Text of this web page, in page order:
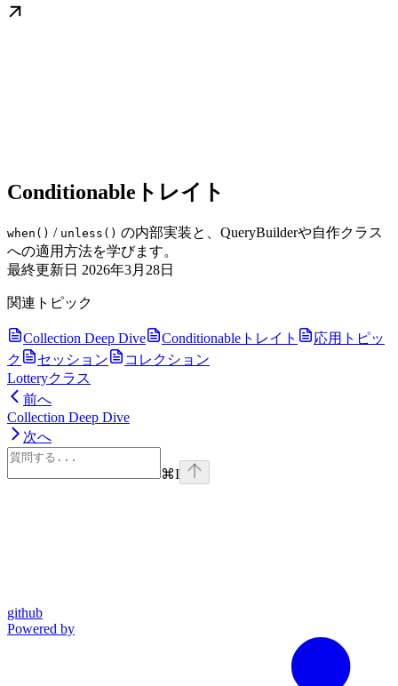
Conditionableトレイト
when() / unless() の内部実装と、QueryBuilderや自作クラス
への適用方法を学びます。
最終更新日 2026年3月28日
関連トピック
Collection Deep Dive Conditionableトレイト
応用トピッ
ク
セッション
コレクション
Lotteryクラス
前へ
Collection Deep Dive
次へ
⌘I
github
Powered by